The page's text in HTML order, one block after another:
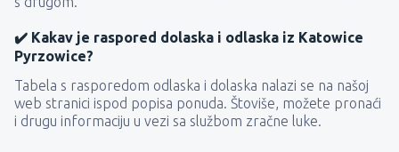
✔️ Kakav je raspored dolaska i odlaska iz Katowice
Pyrzowice?
Tabela s rasporedom odlaska i dolaska nalazi se na našoj
web stranici ispod popisa ponuda. Štoviše, možete pronaći
i drugu informaciju u vezi sa službom zračne luke.